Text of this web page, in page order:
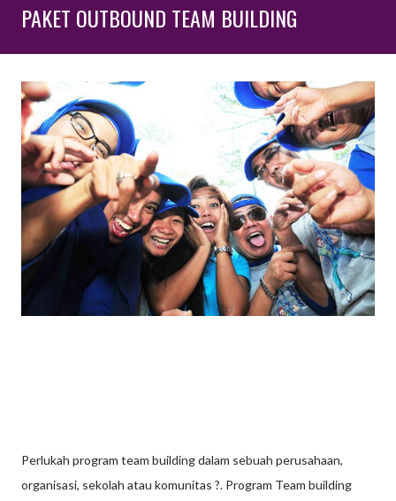
PAKET OUTBOUND TEAM BUILDING
Perlukah program team building dalam sebuah perusahaan,
organisasi, sekolah atau komunitas ?. Program Team building